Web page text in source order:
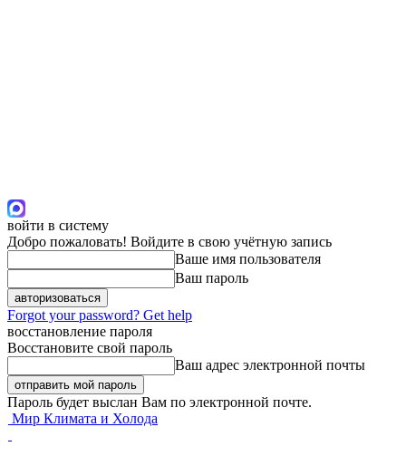
войти в систему
Добро пожаловать! Войдите в свою учётную запись
Ваше имя пользователя
Ваш пароль
Forgot your password? Get help
восстановление пароля
Восстановите свой пароль
Ваш адрес электронной почты
Пароль будет выслан Вам по электронной почте.
Мир Климата и Холода